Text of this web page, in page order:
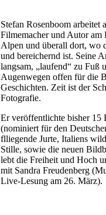
Stefan Rosenboom arbeitet
Filmemacher und Autor am
Alpen und überall dort, wo
und bereichernd ist. Seine
langsam, „laufend“ zu Fuß
Augenwegen offen für die
Geschichten. Zeit ist der
Fotografie.
Er veröffentlichte bisher 15
(nominiert für den
flliegende Jurte, Italiens
Stille, sowie die neuen
lebt die Freiheit und Hoch
mit Sandra Freudenberg
Live-Lesung am 26. März).